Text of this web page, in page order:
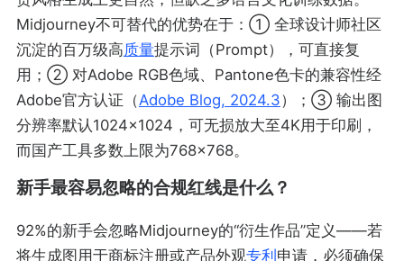
Midjourney不可替代的优势在于：① 全球设计师社区
沉淀的百万级高质量提示词（Prompt），可直接复
用；② 对Adobe RGB色域、Pantone色卡的兼容性经
Adobe官方认证（Adobe Blog, 2024.3）；③ 输出图
分辨率默认1024×1024，可无损放大至4K用于印刷，
而国产工具多数上限为768×768。
新手最容易忽略的合规红线是什么？
92%的新手会忽略Midjourney的“衍生作品”定义——若
将生成图用于商标注册或产品外观专利 申请，必须确保